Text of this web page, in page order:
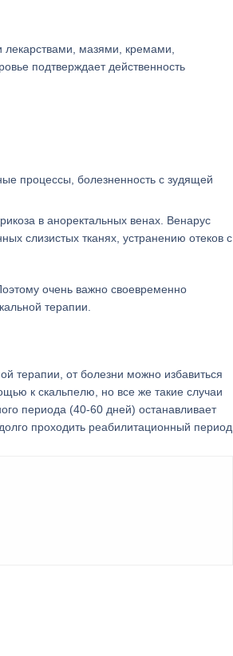
мазями, кремами,
подтверждает действенность
процессы, болезненность с зудящей
в аноректальных венах. Венарус
слизистых тканях, устранению отеков с
очень важно своевременно
терапии.
терапии, от болезни можно избавиться
к скальпелю, но все же такие случаи
периода (40-60 дней) останавливает
проходить реабилитационный период.